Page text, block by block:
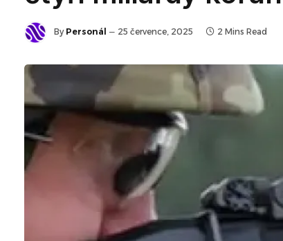
By Personál 25 července, 2025 2 Mins Read